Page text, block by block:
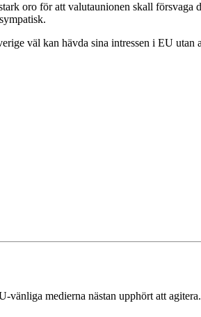
oro för att valutaunionen skall försvaga
väl kan hävda sina intressen i EU
vänliga medierna nästan upphört att